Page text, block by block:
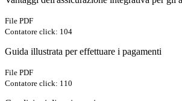
File PDF
Contatore click: 104
Guida illustrata per effettuare i pagamenti
File PDF
Contatore click: 110